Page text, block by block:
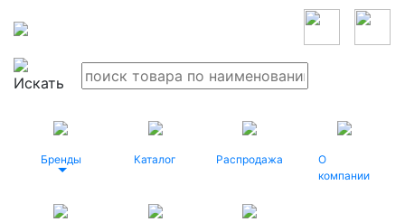
Бренды Каталог Распродажа
О
компании